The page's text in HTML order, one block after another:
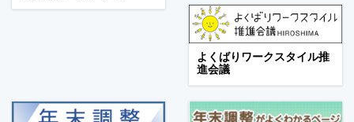
よくばりワークスタイル推
進会議